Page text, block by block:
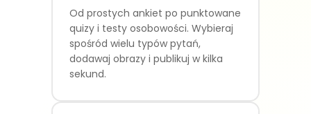
Od prostych ankiet po punktowane
quizy i testy osobowości. Wybieraj
spośród wielu typów pytań,
dodawaj obrazy i publikuj w kilka
sekund.